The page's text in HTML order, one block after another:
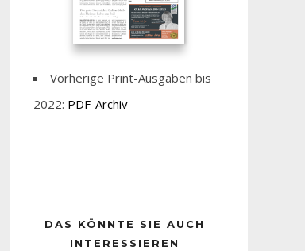
Vorherige Print-Ausgaben bis
2022: PDF-Archiv
DAS KÖNNTE SIE AUCH
INTERESSIEREN